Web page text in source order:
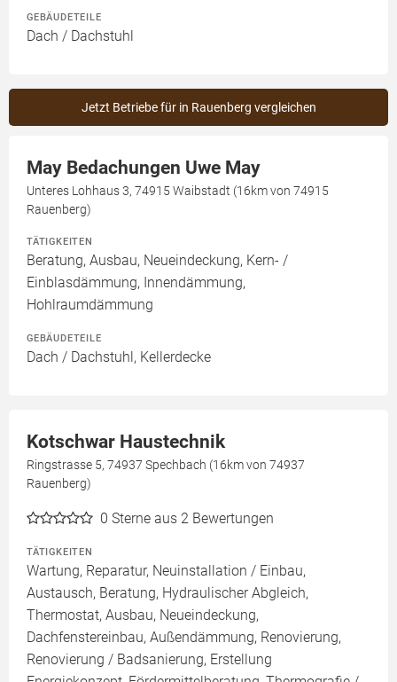
GEBÄUDETEILE
Dach / Dachstuhl
Jetzt Betriebe für in Rauenberg vergleichen
May Bedachungen Uwe May
Unteres Lohhaus 3, 74915 Waibstadt (16km von 74915
Rauenberg)
TÄTIGKEITEN
Beratung, Ausbau, Neueindeckung, Kern- /
Einblasdämmung, Innendämmung,
Hohlraumdämmung
GEBÄUDETEILE
Dach / Dachstuhl, Kellerdecke
Kotschwar Haustechnik
Ringstrasse 5, 74937 Spechbach (16km von 74937
Rauenberg)
0 Sterne aus 2 Bewertungen
TÄTIGKEITEN
Wartung, Reparatur, Neuinstallation / Einbau,
Austausch, Beratung, Hydraulischer Abgleich,
Thermostat, Ausbau, Neueindeckung,
Dachfenstereinbau, Außendämmung, Renovierung,
Renovierung / Badsanierung, Erstellung